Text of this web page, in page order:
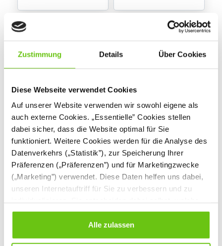
Zustimmung Details Über Cookies
Diese Webseite verwendet Cookies
Auf unserer Website verwenden wir sowohl eigene als
auch externe Cookies. „Essentielle” Cookies stellen
dabei sicher, dass die Website optimal für Sie
funktioniert. Weitere Cookies werden für die Analyse des
Datenverkehrs („Statistik”), zur Speicherung Ihrer
Präferenzen („Präferenzen”) und für Marketingzwecke
(„Marketing”) verwendet. Diese Daten helfen uns dabei,
unseren Internetauftriff für Sie zu verbessern und zu
Cookies Sie erlauben. Verweigern Sie Ihre Zustimmung,
wählen Sie „Alle ablehnen” – in diesem Fall werden nur
Daten verarbeitet, die für den Besuch unserer Website
Alle zulassen
%
Ordner
Produktnummer:121006
3,50 € 3,90 €
Niedrigster Preis der
letzten 30 Tage vor
Anwendung der
Preisermäßigung:3,90 €
Archivbox
Produktnummer:121007
1,20 €